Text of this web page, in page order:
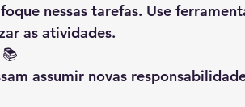
nessas tarefas. Use
as atividades.
📚
assumir novas